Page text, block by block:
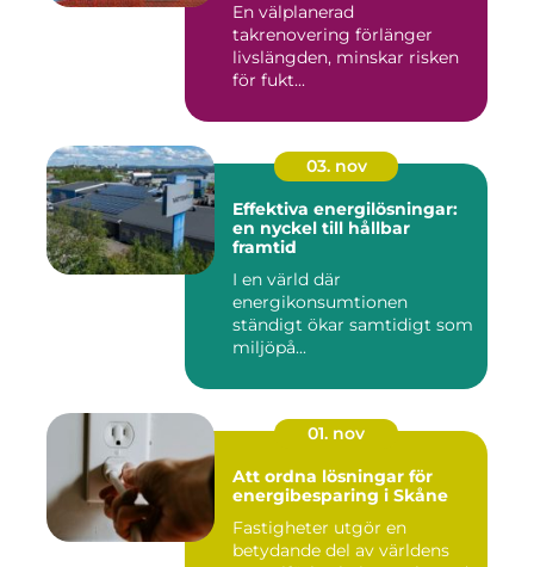
En välplanerad
takrenovering förlänger
livslängden, minskar risken
för fukt...
03. nov
Effektiva energilösningar:
en nyckel till hållbar
framtid
I en värld där
energikonsumtionen
ständigt ökar samtidigt som
miljöpå...
01. nov
Att ordna lösningar för
energibesparing i Skåne
Fastigheter utgör en
betydande del av världens